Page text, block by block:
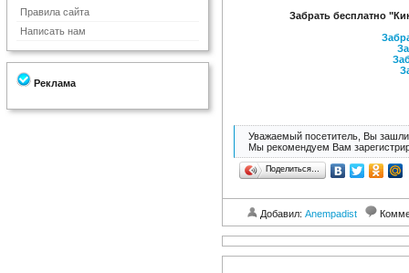
Правила сайта
Написать нам
Реклама
Забрать бесплатно
Уважаемый посетитель, Вы зашли
Мы рекомендуем Вам
Поделиться…
Добавил: Anempadist